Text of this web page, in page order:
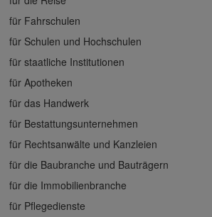
für Fahrschulen
für Schulen und Hochschulen
für staatliche Institutionen
für Apotheken
für das Handwerk
für Bestattungsunternehmen
für Rechtsanwälte und Kanzleien
für die Baubranche und Bauträgern
für die Immobilienbranche
für Pflegedienste